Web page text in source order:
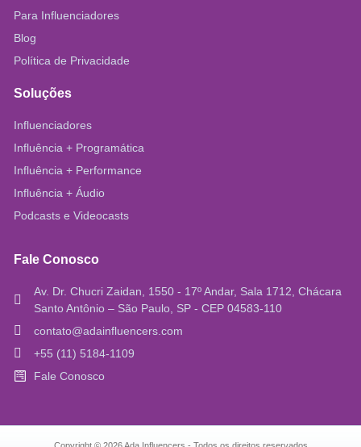
Para Influenciadores
Blog
Política de Privacidade
Soluções
Influenciadores
Influência + Programática
Influência + Performance
Influência + Áudio
Podcasts e Videocasts
Fale Conosco
Av. Dr. Chucri Zaidan, 1550 - 17º Andar, Sala 1712, Chácara
Santo Antônio – São Paulo, SP - CEP 04583-110
contato@adainfluencers.com
+55 (11) 5184-1109
Fale Conosco